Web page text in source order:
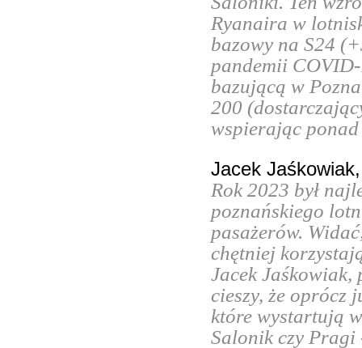
Ryanaira w
bazowy na S24
pandemii
bazującą w
200
wspierając
Jacek
Rok 2023 był
poznańskiego
pasażerów.
chętniej
Jacek Jaśkowiak,
cieszy, że oprócz
które wystartują
Salonik czy Pragi